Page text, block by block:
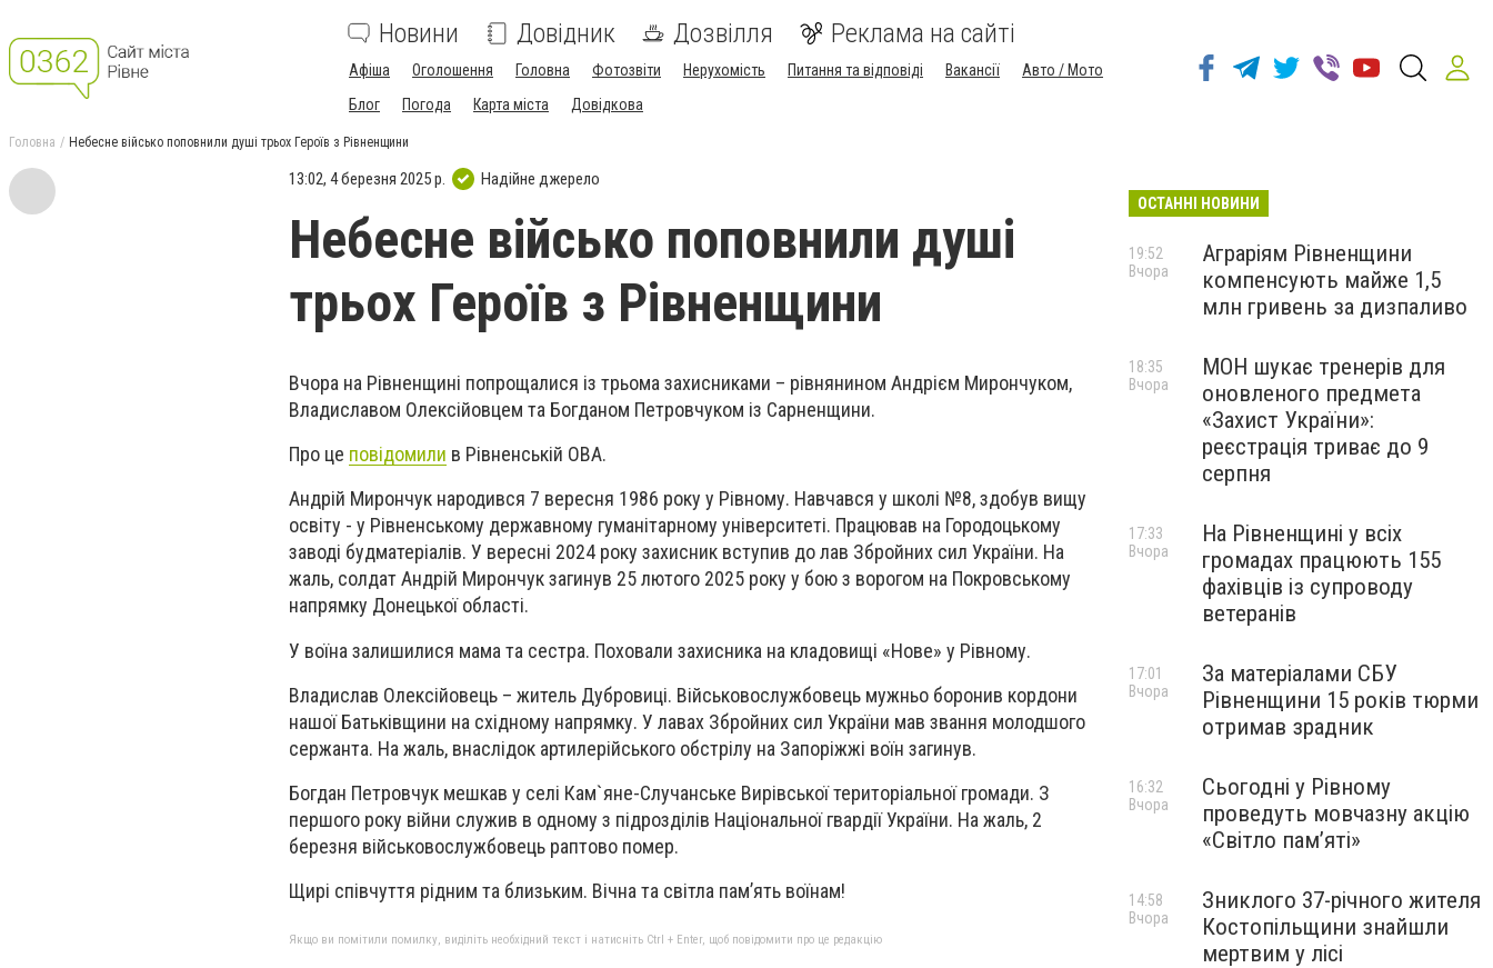
Новини Довідник Дозвілля Реклама на сайті
Афіша Оголошення Головна Фотозвіти Нерухомість Питання та відповіді Вакансії
Авто / Мото
Блог
Погода Карта міста Довідкова
Головна Небесне військо поповнили душі трьох Героїв з Рівненщини
13:02, 4 березня 2025 р. Надійне джерело
Небесне військо поповнили душі
трьох Героїв з Рівненщини
Вчора на Рівненщині попрощалися із трьома захисниками – рівнянином Андрієм Мирончуком,
Владиславом Олексійовцем та Богданом Петровчуком із Сарненщини.
Про це повідомили в Рівненській ОВА.
Андрій Мирончук народився 7 вересня 1986 року у Рівному. Навчався у школі №8, здобув вищу
освіту - у Рівненському державному гуманітарному університеті. Працював на Городоцькому
заводі будматеріалів. У вересні 2024 року захисник вступив до лав Збройних сил України. На
жаль, солдат Андрій Мирончук загинув 25 лютого 2025 року у бою з ворогом на Покровському
напрямку Донецької області.
У воїна залишилися мама та сестра. Поховали захисника на кладовищі «Нове» у Рівному.
Владислав Олексійовець – житель Дубровиці. Військовослужбовець мужньо боронив кордони
нашої Батьківщини на східному напрямку. У лавах Збройних сил України мав звання молодшого
сержанта. На жаль, внаслідок артилерійського обстрілу на Запоріжжі воїн загинув.
Богдан Петровчук мешкав у селі Кам`яне-Случанське Вирівської територіальної громади. З
першого року війни служив в одному з підрозділів Національної гвардії України. На жаль, 2
березня військовослужбовець раптово помер.
Щирі співчуття рідним та близьким. Вічна та світла памʼять воїнам!
Якщо ви помітили помилку, виділіть необхідний текст і натисніть Ctrl + Enter, щоб повідомити про це редакцію
ОСТАННІ НОВИНИ
Аграріям Рівненщини
компенсують майже 1,5
млн гривень за дизпаливо
19:52
Вчора
МОН шукає тренерів для
оновленого предмета
«Захист України»:
реєстрація триває до 9
серпня
18:35
Вчора
На Рівненщині у всіх
громадах працюють 155
фахівців із супроводу
ветеранів
17:33
Вчора
За матеріалами СБУ
Рівненщини 15 років тюрми
отримав зрадник
17:01
Вчора
Сьогодні у Рівному
проведуть мовчазну акцію
«Світло пам’яті»
16:32
Вчора
Зниклого 37-річного жителя
Костопільщини знайшли
мертвим у лісі
14:58
Вчора